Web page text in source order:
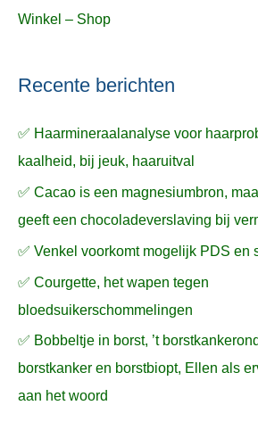
Winkel – Shop
Recente berichten
✅ Haarmineraalanalyse voor
kaalheid, bij jeuk, haaruitval
✅ Cacao is een magnesiumbron,
geeft een chocoladeverslaving bij
✅ Venkel voorkomt mogelijk PDS en
✅ Courgette, het wapen tegen
bloedsuikerschommelingen
✅ Bobbeltje in borst, ’t
borstkanker en borstbiopt, Ellen als
aan het woord